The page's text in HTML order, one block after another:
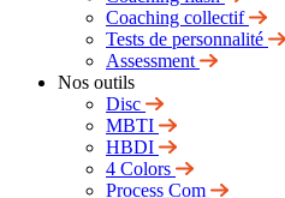
Coaching collectif
Tests de personnalité
Assessment
Nos outils
Disc
MBTI
HBDI
4 Colors
Process Com